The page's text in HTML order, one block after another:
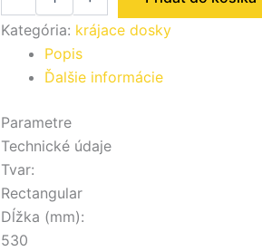
Kategória: krájace dosky
Popis
Ďalšie informácie
Parametre
Technické údaje
Tvar:
Rectangular
Dĺžka (mm):
530